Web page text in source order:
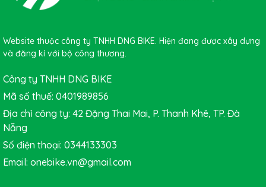
Website thuộc công ty TNHH DNG BIKE. Hiện đang được xây dựng
và đăng kí với bộ công thương.
Công ty TNHH DNG BIKE
Mã số thuế: 0401989856
Địa chỉ công ty: 42 Đặng Thai Mai, P. Thanh Khê, TP. Đà
Nẵng
Số điện thoại: 0344133303
Email: onebike.vn@gmail.com